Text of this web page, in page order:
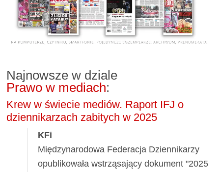
Najnowsze w dziale
Prawo w mediach:
Krew w świecie mediów. Raport IFJ o
dziennikarzach zabitych w 2025
KFi
Międzynarodowa Federacja Dziennikarzy
opublikowała wstrząsający dokument "2025